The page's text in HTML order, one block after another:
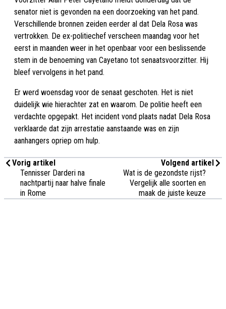
senator niet is gevonden na een doorzoeking van het pand.
Verschillende bronnen zeiden eerder al dat Dela Rosa was
vertrokken. De ex-politiechef verscheen maandag voor het
eerst in maanden weer in het openbaar voor een beslissende
stem in de benoeming van Cayetano tot senaatsvoorzitter. Hij
bleef vervolgens in het pand.
Er werd woensdag voor de senaat geschoten. Het is niet
duidelijk wie hierachter zat en waarom. De politie heeft een
verdachte opgepakt. Het incident vond plaats nadat Dela Rosa
verklaarde dat zijn arrestatie aanstaande was en zijn
aanhangers opriep om hulp.
Vorig artikel
Tennisser Darderi na
nachtpartij naar halve finale
in Rome
Volgend artikel
Wat is de gezondste rijst?
Vergelijk alle soorten en
maak de juiste keuze